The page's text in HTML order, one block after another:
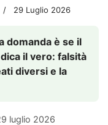
29 Luglio 2026
domanda è se il
il vero: falsità
diversi e la
luglio 2026